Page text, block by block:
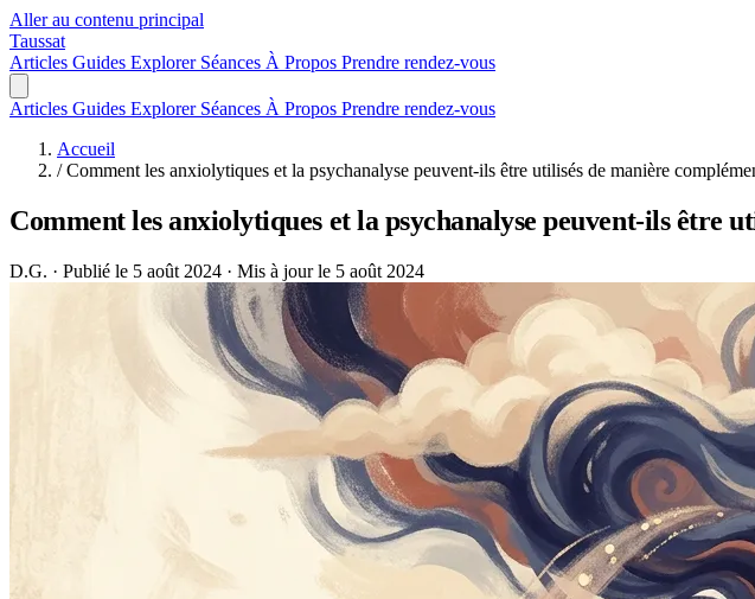
Aller au contenu principal
Taussat
Articles Guides Explorer Séances À Propos Prendre rendez-vous
Articles Guides Explorer Séances À Propos Prendre rendez-vous
Accueil
/ Comment les anxiolytiques et la psychanalyse peuvent-ils être utilisés de manière
Comment les anxiolytiques et la psychanalyse peuvent-ils
D.G. · Publié le 5 août 2024 · Mis à jour le 5 août 2024